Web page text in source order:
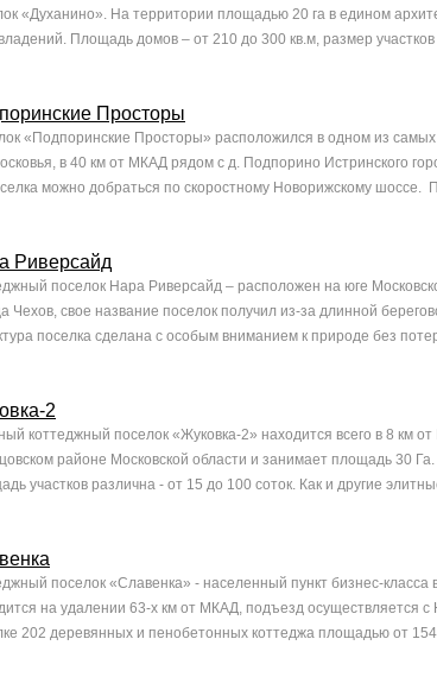
«Духанино». На территории площадью 20 га в едином
Площадь домов – от 210 до 300 кв.м, размер участков
Просторы
«Подпоринские Просторы» расположился в одном из самых
в 40 км от МКАД рядом с д. Подпорино Истринского
можно добраться по скоростному Новорижскому шоссе.
Риверсайд
поселок Нара Риверсайд – расположен на юге
Чехов, свое название поселок получил из-за длинной
поселка сделана с особым вниманием к природе без
2
коттеджный поселок «Жуковка-2» находится всего в 8 км
районе Московской области и занимает площадь 30
участков различна - от 15 до 100 соток. Как и другие
поселок «Славенка» - населенный пункт бизнес-класса
на удалении 63-х км от МКАД, подъезд осуществляется
202 деревянных и пенобетонных коттеджа площадью от 154